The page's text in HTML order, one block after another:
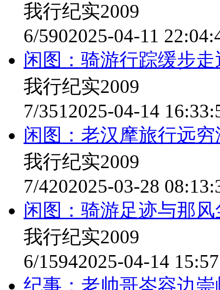
我行纪实2009
6/5902025-04-11
闲图：骑游行踪缓步
我行纪实2009
7/3512025-04-14
闲图：老汉摩旅行远
我行纪实2009
7/4202025-03-28
闲图：骑游足迹与那
我行纪实2009
6/15942025-04-14
纪事：老帅哥岑容边